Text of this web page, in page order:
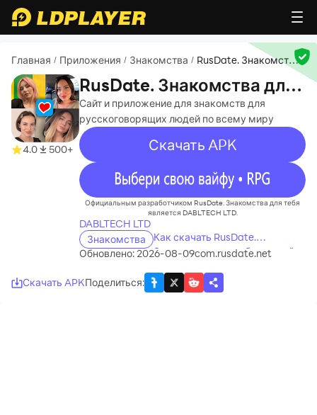
Главная / Приложения / Знакомства / RusDate. Знакомства
4.0 500+
RusDate. Знакомства для
тебя
Сайт и приложение для знакомств для
русскоговорящих людей по всему миру
Скачать APK
recommend
Официальным разработчиком RusDate. Знакомства для тебя
является DABLTECH LTD.
DABLTECH LTD
Знакомства
Как скачать RusDate.
Знакомства для тебя на свой
Обновлено: 2026-08-09com.rusdate.net
Скачать APKПоделиться: